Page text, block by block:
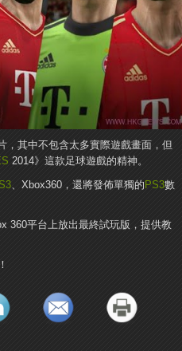
，其中不包含太多實際遊戲畫面，但
2014》這款足球遊戲的精神。
、Xbox360，還將發佈單獨的 PS3數
360平台上放出最終試玩版，提供教